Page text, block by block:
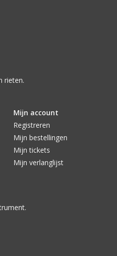
rieten.
Mijn account
Registreren
Mijn bestellingen
Mijn tickets
Mijn verlanglijst